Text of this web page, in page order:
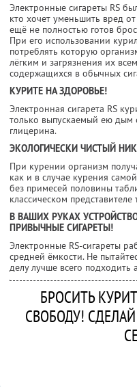
Электронные сигареты RS
кто хочет уменьшить вред
ещё не полностью готов
При его использовании
потреблять которую
лёгким и загрязнения их
содержащихся в обычных
КУРИТЕ НА ЗДОРОВЬЕ!
Электронная сигарета RS
только выпускаемый ею дым
глицерина.
ЭКОЛОГИЧЕСКИ ЧИСТЫЙ
При курении организм
как и в случае курения
без примесей половины
классическом
В ВАШИХ РУКАХ
ПРИВЫЧНЫЕ СИГАРЕТЫ!
Электронные RS-сигареты
средней ёмкости. Не
делу лучше всего подходить
БРОСИТЬ
СВОБОДУ!